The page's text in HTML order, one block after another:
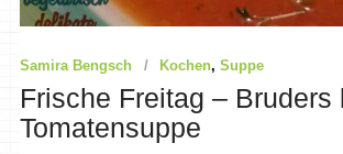
Samira Bengsch Kochen, Suppe
Frische Freitag – Bruders
Tomatensuppe